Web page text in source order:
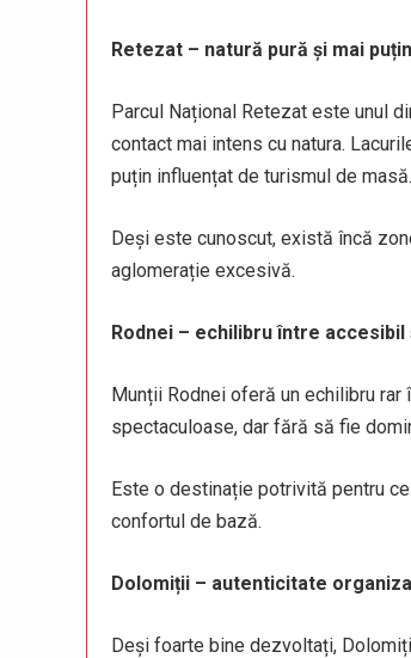
Retezat – natură pură și mai
Parcul Național Retezat este unul
contact mai intens cu natura.
puțin influențat de turismul de masă.
Deși este cunoscut, există încă
aglomerație excesivă.
Rodnei – echilibru între accesibil
Munții Rodnei oferă un echilibru
spectaculoase, dar fără să fie
Este o destinație potrivită pentru
confortul de bază.
Dolomiții – autenticitate
Deși foarte bine dezvoltați,